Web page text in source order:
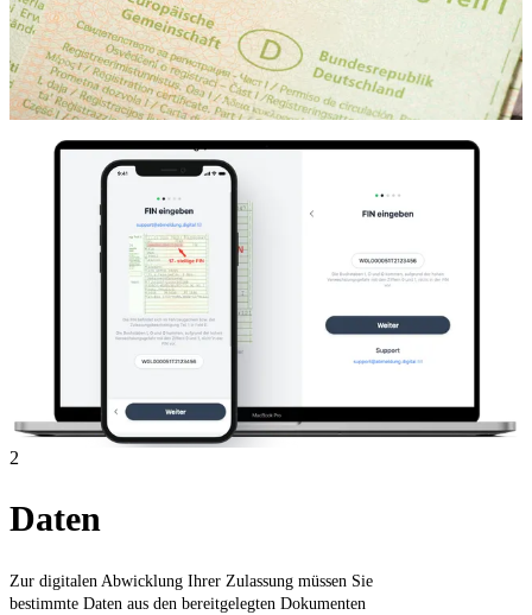
2
Daten
Zur digitalen Abwicklung Ihrer Zulassung müssen Sie
bestimmte Daten aus den bereitgelegten Dokumenten